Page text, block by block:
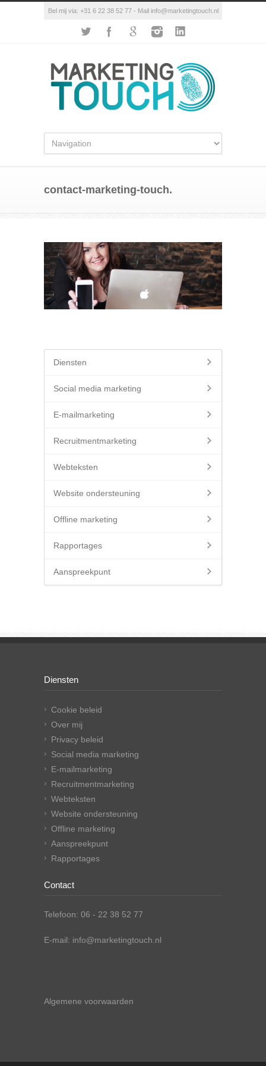
Bel mij via: +31 6 22 38 52 77 - Mail info@marketingtouch.nl
contact-marketing-touch.
Diensten
Social media marketing
E-mailmarketing
Recruitmentmarketing
Webteksten
Website ondersteuning
Offline marketing
Rapportages
Aanspreekpunt
Diensten
Cookie beleid
Over mij
Privacy beleid
Social media marketing
E-mailmarketing
Recruitmentmarketing
Webteksten
Website ondersteuning
Offline marketing
Aanspreekpunt
Rapportages
Contact
Telefoon: 06 - 22 38 52 77
E-mail: info@marketingtouch.nl
Algemene voorwaarden